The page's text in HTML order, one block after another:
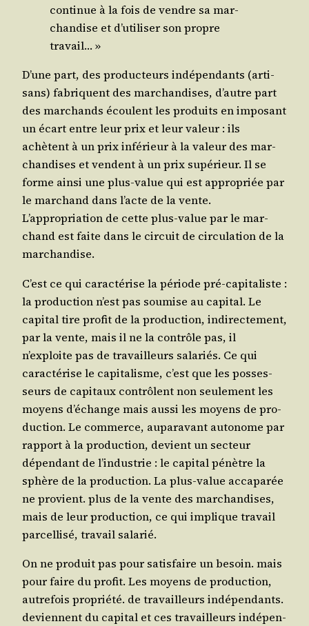
conti­nue à la fois de vendre sa mar­
chan­dise et d’utiliser son propre
travail… »
D’une part, des pro­duc­teurs indé­pen­dants (arti­
sans) fabriquent des mar­chan­dises, d’autre part
des mar­chands écoulent les pro­duits en impo­sant
un écart entre leur prix et leur valeur : ils
achètent à un prix infé­rieur à la valeur des mar­
chan­dises et vendent à un prix supé­rieur. Il se
forme ain­si une plus-value qui est appro­priée par
le mar­chand dans l’acte de la vente.
L’appropriation de cette plus-value par le mar­
chand est faite dans le cir­cuit de cir­cu­la­tion de la
marchandise.
C’est ce qui carac­té­rise la période pré-capi­ta­liste :
la pro­duc­tion n’est pas sou­mise au capi­tal. Le
capi­tal tire pro­fit de la pro­duc­tion, indi­rec­te­ment,
par la vente, mais il ne la contrôle pas, il
n’exploite pas de tra­vailleurs sala­riés. Ce qui
carac­té­rise le capi­ta­lisme, c’est que les pos­ses­
seurs de capi­taux contrôlent non seule­ment les
moyens d’échange mais aus­si les moyens de pro­
duc­tion. Le com­merce, aupa­ra­vant auto­nome par
rap­port à la pro­duc­tion, devient un sec­teur
dépen­dant de l’industrie : le capi­tal pénètre la
sphère de la pro­duc­tion. La plus-value acca­pa­rée
ne pro­vient. plus de la vente des mar­chan­dises,
mais de leur pro­duc­tion, ce qui implique tra­vail
par­cel­li­sé, tra­vail salarié.
On ne pro­duit pas pour satis­faire un besoin. mais
pour faire du pro­fit. Les moyens de pro­duc­tion,
autre­fois pro­prié­té. de tra­vailleurs indé­pen­dants.
deviennent du capi­tal et ces tra­vailleurs indé­pen­